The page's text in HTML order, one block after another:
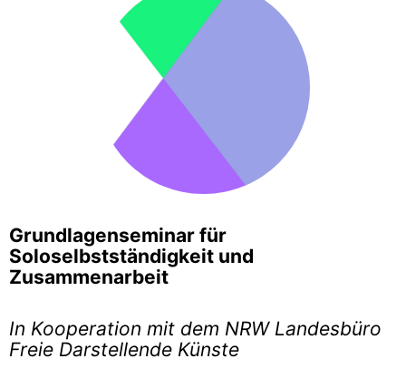
Grundlagenseminar für
Soloselbstständigkeit und
Zusammenarbeit
In Kooperation mit dem NRW Landesbüro
Freie Darstellende Künste